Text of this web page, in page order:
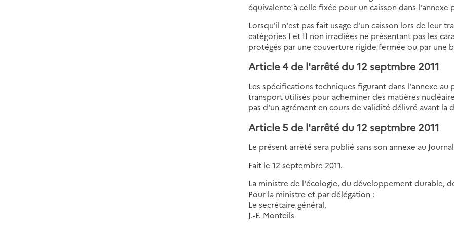
équivalente à celle fixée pour un caisson dans l'annexe
Lorsqu'il n'est pas fait usage d'un caisson lors de leur
catégories I et II non irradiées ne présentant pas les
protégés par une couverture rigide fermée ou par une
Article 4 de l'arrêté du 12 septmbre 2011
Les spécifications techniques figurant dans l'annexe
transport utilisés pour acheminer des matières
pas d'un agrément en cours de validité délivré avant
Article 5 de l'arrêté du 12 septmbre 2011
Le présent arrêté sera publié sans son annexe au
Fait le 12 septembre 2011.
La ministre de l'écologie, du développement durable,
Pour la ministre et par délégation :
Le secrétaire général,
J.-F. Monteils